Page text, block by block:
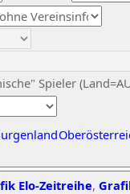
Spieler
Elo-Zeitreihe,